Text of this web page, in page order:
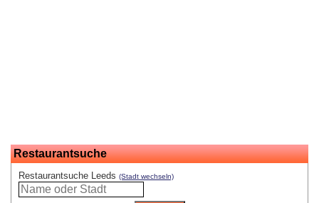
Restaurantsuche
Restaurantsuche Leeds (Stadt wechseln)